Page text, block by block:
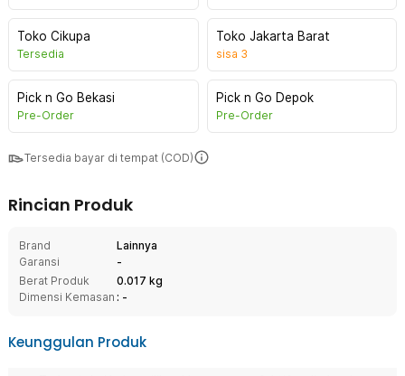
Toko Cikupa
Tersedia
Toko Jakarta Barat
sisa 3
Pick n Go Bekasi
Pre-Order
Pick n Go Depok
Pre-Order
Tersedia bayar di tempat (COD)
Rincian Produk
Brand
Lainnya
Garansi
-
Berat Produk
0.017 kg
Dimensi Kemasan : -
Keunggulan Produk